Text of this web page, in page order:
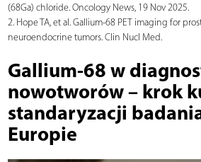
(68Ga) chloride. Oncology News, 19 Nov 2025.
2. Hope TA, et al. Gallium-68 PET imaging for
neuroendocrine tumors. Clin Nucl Med.
Gallium-68 w
nowotworów – krok
standaryzacji
Europie